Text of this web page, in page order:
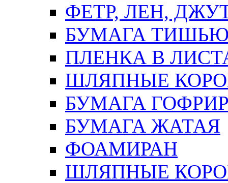
ФЕТР, ЛЕН,
БУМАГА
ПЛЕНКА В
ШЛЯПНЫЕ
БУМАГА
БУМАГА ЖАТАЯ
ФОАМИРАН
ШЛЯПНЫЕ